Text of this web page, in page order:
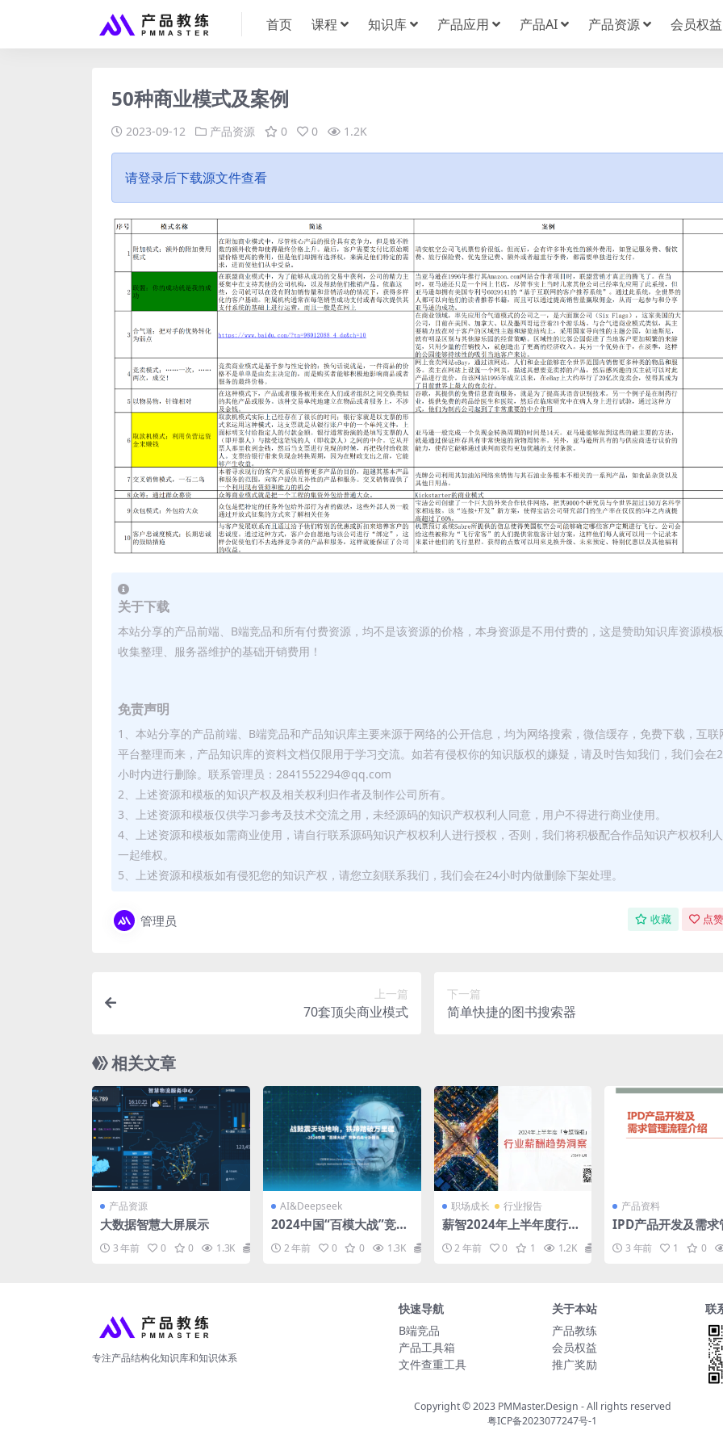
首页 课程 知识库 产品应用 产品AI 产品资源 会员权益
50种商业模式及案例
2023-09-12 产品资源 0 0 1.2K
请登录后下载源文件查看
关于下载
本站分享的产品前端、B端竞品和所有付费资源，均不是该资源的价格，本身资源是不用付费的，这是赞助知识库资源模
收集整理、服务器维护的基础开销费用！
免责声明
1、本站分享的产品前端、B端竞品和产品知识库主要来源于网络的公开信息，均为网络搜索，微信缓存，免费下载，互联
平台整理而来，产品知识库的资料文档仅限用于学习交流。如若有侵权你的知识版权的嫌疑，请及时告知我们，我们会在
小时内进行删除。联系管理员：2841552294@qq.com
2、上述资源和模板的知识产权及相关权利归作者及制作公司所有。
3、上述资源和模板仅供学习参考及技术交流之用，未经源码的知识产权权利人同意，用户不得进行商业使用。
4、上述资源和模板如需商业使用，请自行联系源码知识产权权利人进行授权，否则，我们将积极配合作品知识产权权利人
一起维权。
5、上述资源和模板如有侵犯您的知识产权，请您立刻联系我们，我们会在24小时内做删除下架处理。
管理员 收藏 点
上一篇
70套顶尖商业模式
下一篇
简单快捷的图书搜索器
相关文章
产品资源
大数据智慧大屏展示
3 年前 0 0 1.3K
AI&Deepseek
2024中国“百模大战”竞争
2 年前 0 0 1.3K
职场成长 行业报告
薪智2024年上半年度行业
薪酬趋势洞察报告
2 年前 0 1 1.2K
产品资料
IPD产品开发及需求
3 年前 1 0
专注产品结构化知识库和知识体系
快速导航
B端竞品
产品工具箱
文件查重工具
关于本站
产品教练
会员权益
推广奖励
联
Copyright © 2023 PMMaster.Design - All rights reserved
粤ICP备2023077247号-1